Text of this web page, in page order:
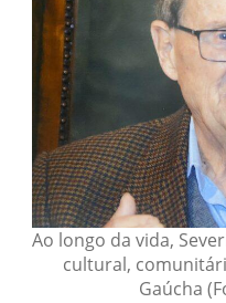
Ao longo da vida,
cultural,
Gaúcha